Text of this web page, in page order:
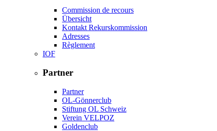
Commission de recours
Übersicht
Kontakt Rekurskommission
Adresses
Règlement
IOF
Partner
Partner
OL-Gönnerclub
Stiftung OL Schweiz
Verein VELPOZ
Goldenclub